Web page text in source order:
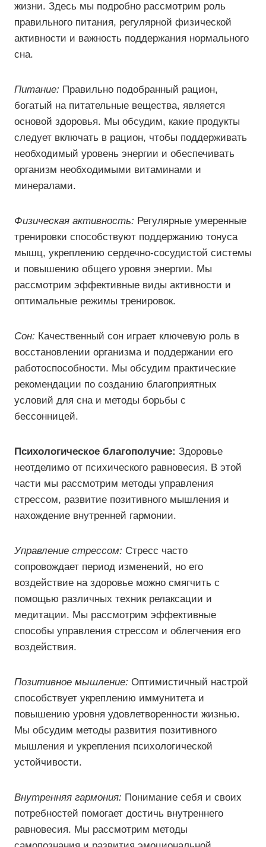
жизни. Здесь мы подробно рассмотрим роль
правильного питания, регулярной физической
активности и важность поддержания нормального
сна.
Питание: Правильно подобранный рацион,
богатый на питательные вещества, является
основой здоровья. Мы обсудим, какие продукты
следует включать в рацион, чтобы поддерживать
необходимый уровень энергии и обеспечивать
организм необходимыми витаминами и
минералами.
Физическая активность: Регулярные умеренные
тренировки способствуют поддержанию тонуса
мышц, укреплению сердечно-сосудистой системы
и повышению общего уровня энергии. Мы
рассмотрим эффективные виды активности и
оптимальные режимы тренировок.
Сон: Качественный сон играет ключевую роль в
восстановлении организма и поддержании его
работоспособности. Мы обсудим практические
рекомендации по созданию благоприятных
условий для сна и методы борьбы с
бессонницей.
Психологическое благополучие: Здоровье
неотделимо от психического равновесия. В этой
части мы рассмотрим методы управления
стрессом, развитие позитивного мышления и
нахождение внутренней гармонии.
Управление стрессом: Стресс часто
сопровождает период изменений, но его
воздействие на здоровье можно смягчить с
помощью различных техник релаксации и
медитации. Мы рассмотрим эффективные
способы управления стрессом и облегчения его
воздействия.
Позитивное мышление: Оптимистичный настрой
способствует укреплению иммунитета и
повышению уровня удовлетворенности жизнью.
Мы обсудим методы развития позитивного
мышления и укрепления психологической
устойчивости.
Внутренняя гармония: Понимание себя и своих
потребностей помогает достичь внутреннего
равновесия. Мы рассмотрим методы